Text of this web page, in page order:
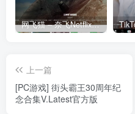
网飞猫 – 奈飞Netflix免费看
上一篇
[PC游戏] 街头霸王30周年纪
念合集V.Latest官方版